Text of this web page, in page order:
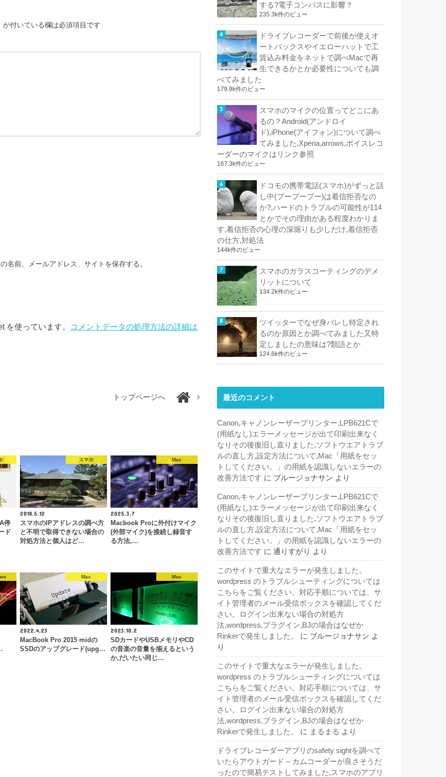
が付いている欄は必須項目です
名前、メールアドレス、サイトを保存する。
を使っています。 コメントデータの処理方法の詳細は
トップページへ
停
ド
スマホ
2018.5.12
スマホのIPアドレスの調べ方
と不明で取得できない場合の
対処方法と個人はど…
Mac
2025.3.7
Macbook Proに外付けマイク
(外部マイク)を接続し録音す
る方法,…
Mac
2022.4.23
MacBook Pro 2015 midの
SSDのアップグレード(upg…
Mac
2023.10.2
SDカードやUSBメモリやCD
の音楽の音量を揃えるという
か,だいたい同じ…
する?電子コンパスに影響？
235.3k件のビュー
ドライブレコーダーで前後が使えオ
ートバックスやイエローハットで工
賃込み料金をネットで調べMacで再
生できるかとか必要性についても調
べてみました
179.9k件のビュー
スマホのマイクの位置ってどこにあ
るの？Android(アンドロイ
ド),iPhone(アイフォン)について調べ
てみました,Xperia,arrows,ボイスレコ
ーダーのマイクはリンク参照
167.3k件のビュー
ドコモの携帯電話(スマホ)がずっと話
し中(プープープー)は着信拒否なの
か?,ハードのトラブルの可能性が114
とかでその理由がある程度わかりま
す,着信拒否の心理の深堀りも少しだけ,着信拒否
の仕方,対処法
144k件のビュー
スマホのガラスコーティングのデメ
リットについて
134.2k件のビュー
ツイッターでなぜ身バレし特定され
るのか原因とか調べてみました又特
定しましたの意味は?類語とか
124.6k件のビュー
最近のコメント
Canon,キャノンレーザープリンター,LPB621Cで
(用紙なし)エラーメッセージが出て印刷出来なく
なりその後復旧し直りました,ソフトウエアトラブ
ルの直し方,設定方法について,Mac「用紙をセッ
トしてください。」の用紙を認識しないエラーの
改善方法です に ブルージョナサン より
Canon,キャノンレーザープリンター,LPB621Cで
(用紙なし)エラーメッセージが出て印刷出来なく
なりその後復旧し直りました,ソフトウエアトラブ
ルの直し方,設定方法について,Mac「用紙をセッ
トしてください。」の用紙を認識しないエラーの
改善方法です に 通りすがり より
このサイトで重大なエラーが発生しました。
wordpress のトラブルシューティングについては
こちらをご覧ください。対応手順については、サ
イト管理者のメール受信ボックスを確認してくだ
さい。ログイン出来ない場合の対処方
法,wordpress,プラグイン,BJの場合はなぜか
Rinkerで発生しました。
に ブルージョナサン よ
り
このサイトで重大なエラーが発生しました。
wordpress のトラブルシューティングについては
こちらをご覧ください。対応手順については、サ
イト管理者のメール受信ボックスを確認してくだ
さい。ログイン出来ない場合の対処方
法,wordpress,プラグイン,BJの場合はなぜか
Rinkerで発生しました。
に まるまる より
ドライブレコーダーアプリのsafety sightを調べて
いたらアウトガード – カムコーダーが良さそうだ
ったので簡易テストしてみました,スマホのアプリ